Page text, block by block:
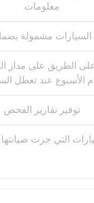
معلومات
السيارات مشمولة
الطريق على مدار
الأسبوع عند تعطل
توفير تقارير الفحص
التي جرت صيانتها